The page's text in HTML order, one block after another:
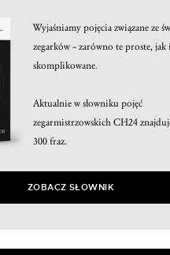
Wyjaśniamy pojęcia związane ze
zegarków – zarówno te proste,
skomplikowane.
Aktualnie w słowniku pojęć
zegarmistrzowskich CH24
300 fraz.
ZOBACZ SŁOWNIK